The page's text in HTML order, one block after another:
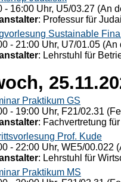
- 16:00 Uhr, U5/03.27 (An
: Professur für
Sustainable
- 21:00 Uhr, U7/01.05
: Lehrstuhl für
Praktikum GS
- 19:00 Uhr, F21/02.31
: Fachvertretung
Prof. Kude
- 22:00 Uhr, WE5/00.022
: Lehrstuhl für
Praktikum MS